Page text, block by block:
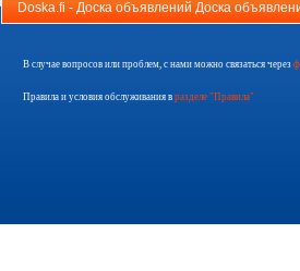
Doska.fi - Доска объявлений Доска
В случае вопросов или проблем, с нами можно связаться через
Правила и условия обслуживания в разделе "Правила"